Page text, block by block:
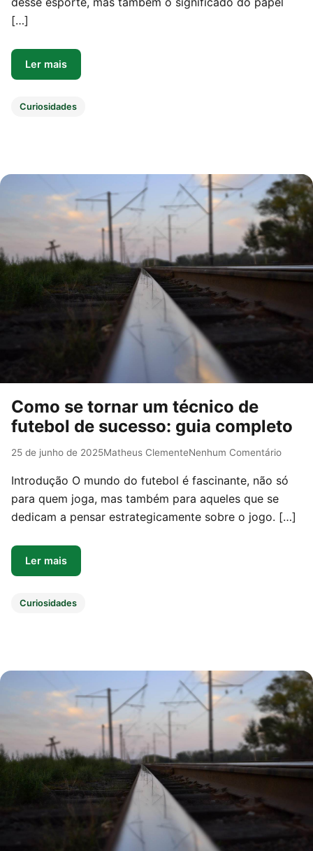
[…]
Ler mais
Curiosidades
Como se tornar um técnico de
futebol de sucesso: guia completo
25 de junho de 2025Matheus ClementeNenhum Comentário
Introdução O mundo do futebol é fascinante, não só
para quem joga, mas também para aqueles que se
dedicam a pensar estrategicamente sobre o jogo. […]
Ler mais
Curiosidades